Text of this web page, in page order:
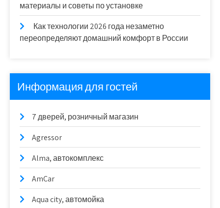
материалы и советы по установке
Как технологии 2026 года незаметно
переопределяют домашний комфорт в России
Информация для гостей
7 дверей, розничный магазин
Agressor
Alma, автокомплекс
AmCar
Aqua city, автомойка